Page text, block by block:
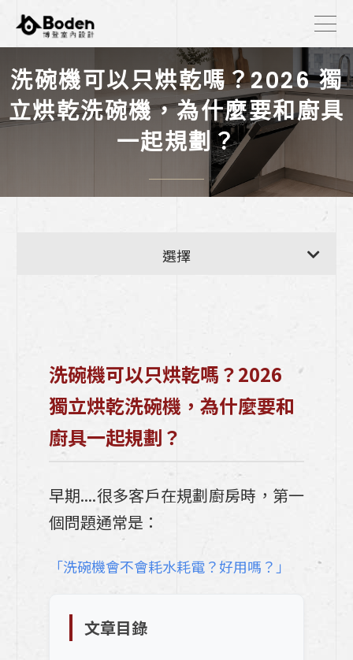
洗碗機可以只烘乾嗎？2026 獨
立烘乾洗碗機，為什麼要和廚具
一起規劃？
選擇
【廚房耐用度自測表】
《我如何挑選廚具?三大物理真相告訴你，
廚具該怎麼選?》
【廚房保養】別再等年底大掃除！每天周5
分鐘「順手清」，讓廚具永遠像新的一樣
【05熱愛生活的人】為了夢想中的車 換了
一間房，為了完美的廚房拆掉建商附的廚
具！
6項，運勢自然跟著轉好!
【04熱愛生活的人x TAKARA琺瑯廚具】
注重天然材料和開放感的空間
洗碗機可以只烘乾嗎？2026
獨立烘乾洗碗機，為什麼要和
廚具一起規劃？
早期....很多客戶在規劃廚房時，第一
個問題通常是：
「洗碗機會不會耗水耗電？好用嗎？」
文章目錄